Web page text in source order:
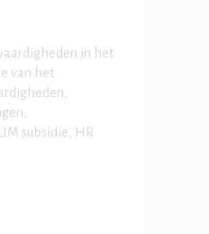
in het
van het
subsidie, HR